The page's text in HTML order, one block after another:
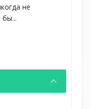
не